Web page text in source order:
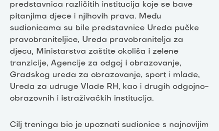
predstavnica različitih institucija koje se bave
pitanjima djece i njihovih prava. Među
sudionicama su bile predstavnice Ureda pučke
pravobraniteljice, Ureda pravobranitelja za
djecu, Ministarstva zaštite okoliša i zelene
tranzicije, Agencije za odgoj i obrazovanje,
Gradskog ureda za obrazovanje, sport i mlade,
Ureda za udruge Vlade RH, kao i drugih odgojno-
obrazovnih i istraživačkih institucija.
Cilj treninga bio je upoznati sudionice s najnovijim